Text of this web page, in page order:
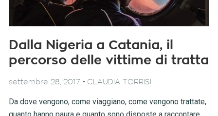
Dalla Nigeria a Catania, il
percorso delle vittime di tratta
settembre 28, 2017 - CLAUDIA TORRISI
Da dove vengono, come viaggiano, come vengono trattate,